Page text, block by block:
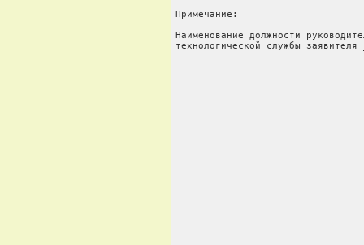
Примечание:
Наименование должности
технологической службы